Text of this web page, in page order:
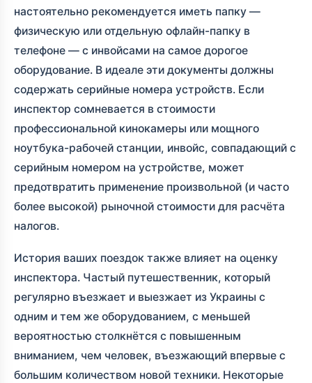
настоятельно рекомендуется иметь папку —
физическую или отдельную офлайн-папку в
телефоне — с инвойсами на самое дорогое
оборудование. В идеале эти документы должны
содержать серийные номера устройств. Если
инспектор сомневается в стоимости
профессиональной кинокамеры или мощного
ноутбука-рабочей станции, инвойс, совпадающий с
серийным номером на устройстве, может
предотвратить применение произвольной (и часто
более высокой) рыночной стоимости для расчёта
налогов.
История ваших поездок также влияет на оценку
инспектора. Частый путешественник, который
регулярно въезжает и выезжает из Украины с
одним и тем же оборудованием, с меньшей
вероятностью столкнётся с повышенным
вниманием, чем человек, въезжающий впервые с
большим количеством новой техники. Некоторые